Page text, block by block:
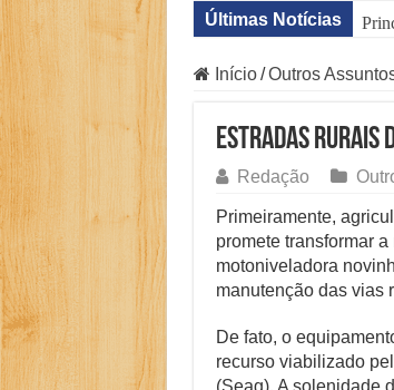
Últimas Notícias
O
O
Início / Outros
Estradas rurais
Redação
Primeiramente,
promete transformar
motoniveladora
manutenção das vias
De fato, o
recurso viabilizado
(Seag). A solenidade